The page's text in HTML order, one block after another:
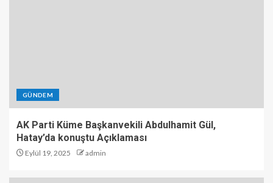
GÜNDEM
AK Parti Küme Başkanvekili Abdulhamit Gül,
Hatay’da konuştu Açıklaması
Eylül 19, 2025 admin